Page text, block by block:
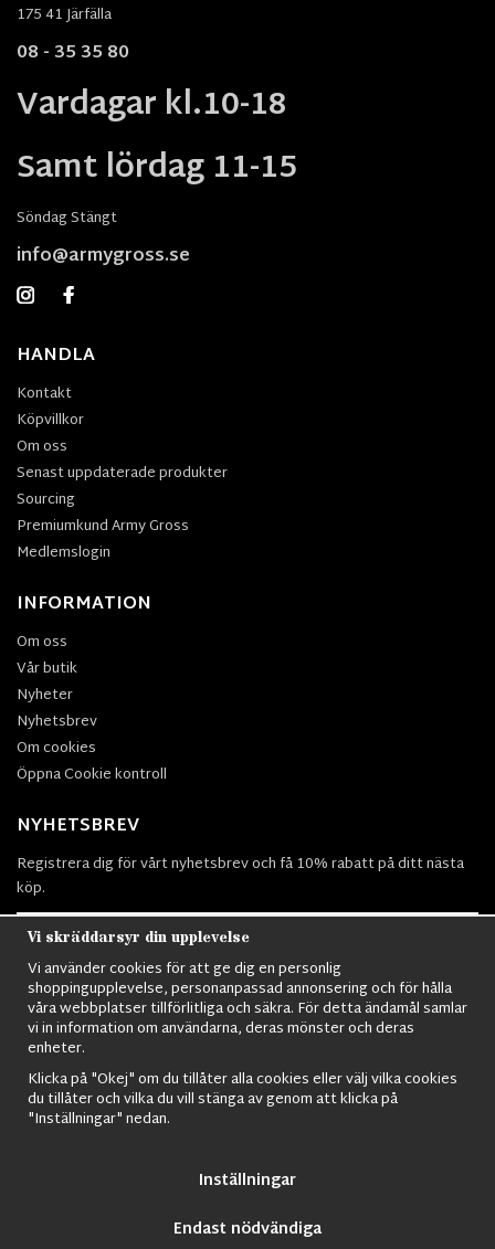
175 41 Järfälla
08 - 35 35 80
Vardagar kl.10-18
Samt lördag 11-15
Söndag Stängt
info@armygross.se
HANDLA
Kontakt
Köpvillkor
Om oss
Senast uppdaterade produkter
Sourcing
Premiumkund Army Gross
Medlemslogin
INFORMATION
Om oss
Vår butik
Nyheter
Nyhetsbrev
Om cookies
Öppna Cookie kontroll
NYHETSBREV
Registrera dig för vårt nyhetsbrev och få 10% rabatt på ditt nästa
köp.
Prenumerera
Nordens största utbud avMilitärkläder,M90 kläder,Militärtöverskott,
Militärutrustning,Ordningsvakt utrustning,
Vintage Army kläder,Sjömanskläder
mycket mer..
Vi skräddarsyr din upplevelse
Vi använder cookies för att ge dig en personlig
shoppingupplevelse, personanpassad annonsering och för hålla
våra webbplatser tillförlitliga och säkra. För detta ändamål samlar
vi in information om användarna, deras mönster och deras
enheter.
Klicka på "Okej" om du tillåter alla cookies eller välj vilka cookies
du tillåter och vilka du vill stänga av genom att klicka på
"Inställningar" nedan.
Inställningar
Endast nödvändiga